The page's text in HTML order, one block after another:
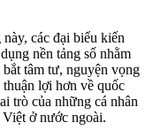
các đại biểu kiến
nền tảng số nhằm
tâm tư, nguyện vọng
lợi hơn về quốc
trò của những cá nhân
ở nước ngoài.